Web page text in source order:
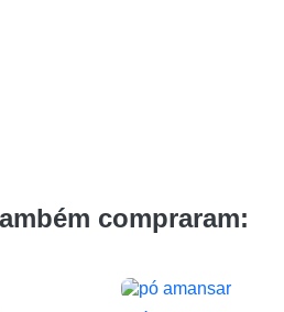
compraram: